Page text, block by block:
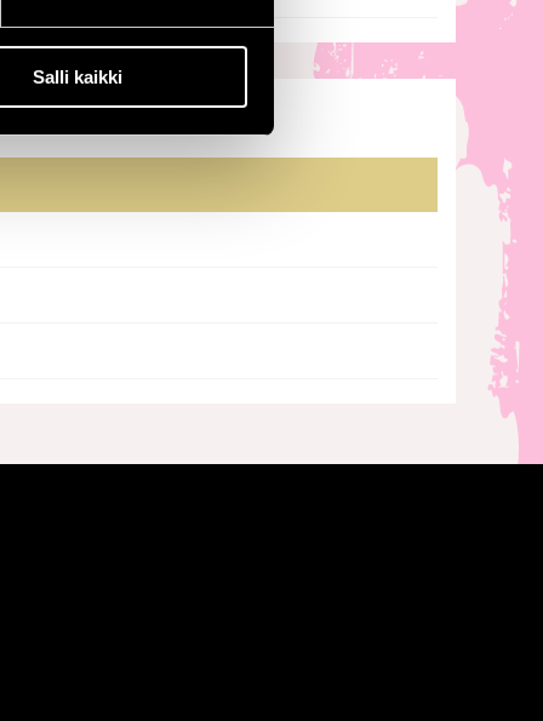
Salli kaikki